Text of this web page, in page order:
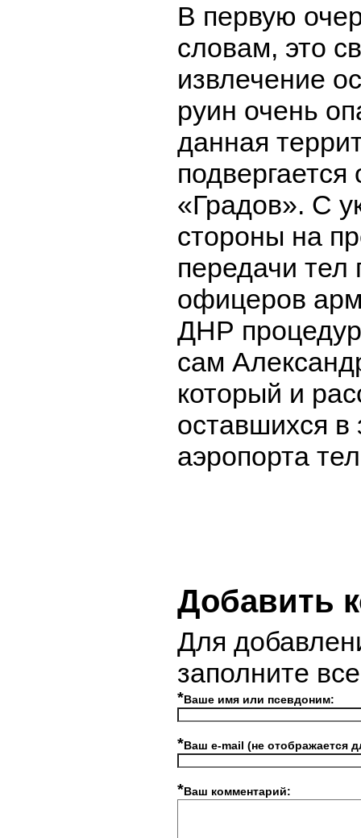
В первую
словам, это
извлечение
руин очень
данная
подвергается
«Градов». С
стороны на
передачи
офицеров
ДНР
сам
который и
оставшихся в
аэропорта
Добавить
Для
заполните
*Ваше имя или псевдоним:
*Ваш e-mail (не отображается
*Ваш комментарий: